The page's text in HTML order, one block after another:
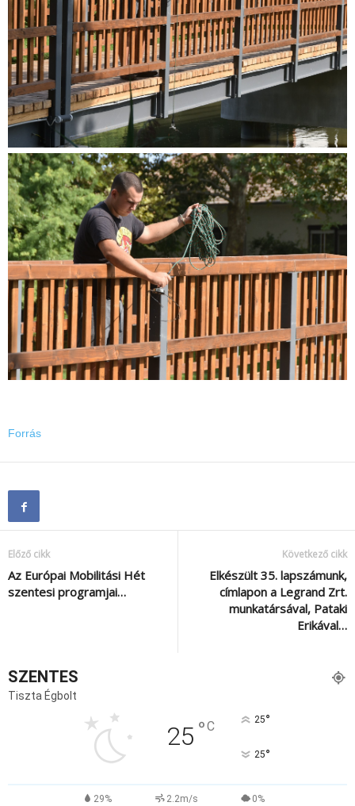
Forrás
Előző cikk
Az Európai Mobilitási Hét
szentesi programjai…
Következő cikk
Elkészült 35. lapszámunk,
címlapon a Legrand Zrt.
munkatársával, Pataki
Erikával…
SZENTES
Tiszta Égbolt
25 °C 25°
25°
29% 2.2m/s 0%